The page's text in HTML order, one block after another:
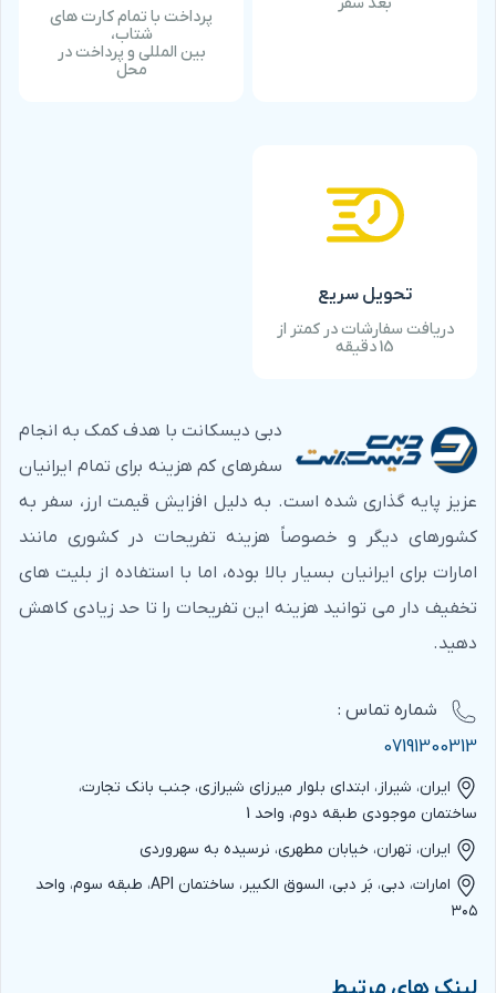
، پارک های تفریحی و …
را کاهش دهید و در بهترین کافه‌ها و رستوران‌ها غذای ارزان
جزو برترین شهرهای توریستی جهان نامید که تقریباً همه چیز
در آن ساخت دست بشر می باشد، با این تفاوت که همواره
رویای برترین ها را در سر دارد. از آنجایی که شهر دبی جزو
گرانترین شهرهای جهان و خاورمیانه می باشد، سفر به این
شهر لوکس و پیشرفته با هزینه ی زیادی همراه خواهد بود.
سفرمی باشد.
خرید بلیط تخفیف دار تفریحات دبی
یکی دیگر از راه هایکاهش هزینه های سفر به دبی، تهیه و
خرید بلیط های تخفیف دار دبی می باشد. این بلیط ها شامل
بلیط های تفریحات متنوعی از جمله بلیط تور سافاری، بلیط
وایلد وادی، بلیط تور کشتی کروز دبی، بلیط تور گشت شهری
می توانید از سایت
قیمت تفریحات دبی
تفریحات متنوع دبی طیف گسترده‌ای از گزینه‌ها را برای هر نوع
سلیقه و بودجه فراهم می‌کند. از بازدید از جاذبه‌های معروفی
مانندبرج خلیفهوآکواریوم و باغ وحش زیر آبدر دبی مال
بعد سفر
پرداخت با تمام کارت های
شتاب،
بین المللی و پرداخت در
محل
تحویل سریع
دریافت سفارشات در کمتر از
15 دقیقه
دبی دیسکانت با هدف کمک به انجام
سفرهای کم هزینه برای تمام ایرانیان
عزیز پایه گذاری شده است. به دلیل افزایش قیمت ارز، سفر به
کشورهای دیگر و خصوصاً هزینه تفریحات در کشوری مانند
امارات برای ایرانیان بسیار بالا بوده، اما با استفاده از بلیت های
تخفیف دار می توانید هزینه این تفریحات را تا حد زیادی کاهش
دهید.
شماره‌ تماس :
07191300313
ایران، شیراز، ابتدای بلوار میرزای شیرازی، جنب بانک تجارت،
ساختمان موجودی طبقه دوم، واحد 1
ایران، تهران، خیابان مطهری، نرسیده به سهروردی
امارات، دبی، بَر دبی، السوق الکبیر، ساختمان API، طبقه سوم، واحد
۳۰۵